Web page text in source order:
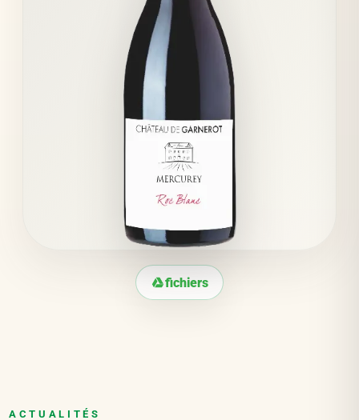
fichiers
ACTUALITÉS